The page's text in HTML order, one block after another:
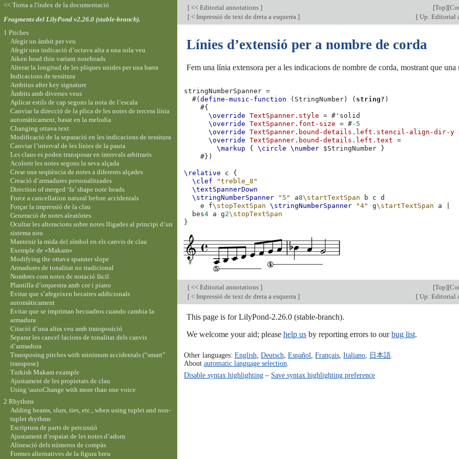
[ << Editorial annotations ] [Top][
[ < Impressió de text de dreta a esquerra ] [ Up: Editorial
Línies d’extensió per a nombre de corda
Fem una línia extensora per a les indicacions de nombre de corda, mostrant que una
stringNumberSpanner =
#(define-music-function ( StringNumber ) ( string? )
#{
\override
TextSpanner . style = # 'solid
\override
TextSpanner . font-size = #-5
\override
TextSpanner . bound-details . left . stencil-align-dir-y
\override
TextSpanner . bound-details . left .text
=
\markup
{ \circle \number $StringNumber
}
#})
\relative c
{
\clef
"treble_8"
\textSpannerDown
\stringNumberSpanner
"5" a8\startTextSpan b c
d
e
f\stopTextSpan \stringNumberSpanner "4" g\startTextSpan a
bes4 a g2\stopTextSpan
}
[ << Editorial annotations ] [Top][
[ < Impressió de text de dreta a esquerra ] [ Up: Editorial
This page is for LilyPond-2.26.0 (stable-branch).
We welcome your aid; please help us by reporting errors to ourbug list.
Other languages: English Deutsch Español Français, Italiano, 日本語.
About automatic language selection
Disable syntax highlighting– Save syntax highlighting preference
<< Torna a l'índex de la documentació
Fragments del LilyPond v2.26.0 (stable-branch).
1 Pitches
Afegir un àmbit per veu
Afegir una indicació d’octava alta a una sola veu
Aiken head thin variant noteheads
Alterar la longitud de les pliques unides per una barra
Indicacions de tessitura
Ambitus after key signature
Àmbits amb diverses veus
Aplicar estils de cap segons la nota de l’escala
Canviar la direcció de la plica de les notes de tercera línia
automàticament, basat en la melodia
Changing ottava text
Modificació de la separació en les indicacions de tessitura
Canviar l’interval de les línies de la pauta
Les claus es poden transposar en intervals arbitraris
Acolorir les notes segons la seva alçada
Crear una seqüència de notes a diferents alçades
Creació d’armadures personalitzades
Direction of merged ‘fa’ shape note heads
Force a cancellation natural before accidentals
Forçar la impressió de la clau
Generació de notes aleatòries
Ocultar les alteracions sobre notes lligades al principi d’un
sistema nou
Mantenir la mida del símbol en els canvis de clau
Exemple de «Makam»
Modifying the ottava spanner slope
Armadures de tonalitat no tradicional
Nombres com notes de notació fàcil
Plantilla d’orquestra amb cor i piano
Evitar que s’afegeixen becaires addicionals
automàticament
Evitar que se impriman becuadros cuando cambia la
armadura
Citació d’una altra veu amb transposició
Separar les cancel·lacions de tonalitat dels canvis
d’armadura
Transposing pitches with minimum accidentals (“smart”
transpose)
Turkish Makam example
Ajustament de les propietats de clau
Using \autoChange with more than one voice
2 Rhythms
Adding beams, slurs, ties, etc., when using tuplet and non-
tuplet rhythms
Escriptura de parts de percussió
Ajustament d’espaiat de les notes d’adorn
Alineació dels números de compàs
Formes alternatives de la figura breu